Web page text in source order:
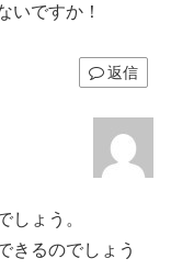
いですか！
返信
しょう。
きるのでしょう